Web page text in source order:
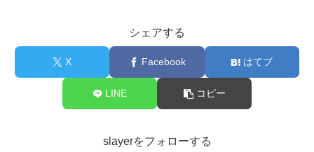
シェアする
X Facebook はてブ
LINE コピー
slayerをフォローする